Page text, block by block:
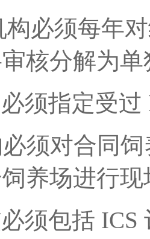
构必须每年
核分解为
须指定受
须对合同
养场进行
须包括 ICS